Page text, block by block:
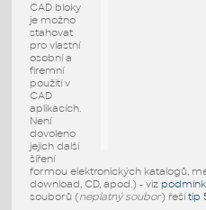
CAD bloky
je možno
stahovat
pro vlastní
osobní a
firemní
použití v
CAD
aplikacích.
Není
dovoleno
jejich další
šíření
formou elektronických katalogů,
download, CD, apod.) - viz
souborů (neplatný soubor) řešítip